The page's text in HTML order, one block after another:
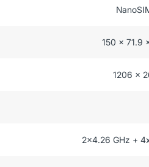
150 x 71.9
1206 x
2x4.26 GHz +